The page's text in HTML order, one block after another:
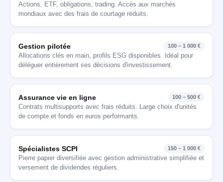
Actions, ETF, obligations, trading. Accès aux marchés
mondiaux avec des frais de courtage réduits.
Gestion pilotée 100 – 1 000 €
Allocations clés en main, profils ESG disponibles. Idéal pour
déléguer entièrement ses décisions d'investissement.
Assurance vie en ligne 100 – 500 €
Contrats multisupports avec frais réduits. Large choix d'unités
de compte et fonds en euros performants.
Spécialistes SCPI 150 – 1 000 €
Pierre papier diversifiée avec gestion administrative simplifiée et
versement de dividendes réguliers.